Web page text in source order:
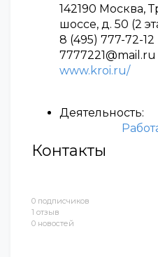
0 подписчиков
1 отзыв
0 новостей
142190 Москва,
шоссе, д. 50 (2
8 (495) 777-72-12
7777221@mail.ru
www.kroi.ru/
Деятельность:
Контакты